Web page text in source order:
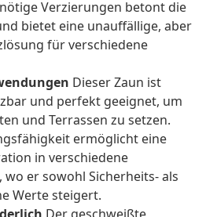
Verzierungen betont die
bietet eine unauffällige, aber
für verschiedene
Dieser Zaun ist
und perfekt geeignet, um
und Terrassen zu setzen.
ermöglicht eine
in verschiedene
wo er sowohl Sicherheits- als
Werte steigert.